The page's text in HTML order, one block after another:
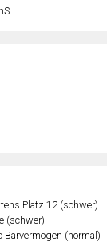
Platz 12 (schwer)
(schwer)
Barvermögen (normal)